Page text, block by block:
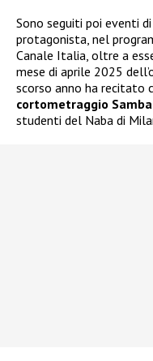
Sono seguiti poi eventi
protagonista, nel
Canale Italia, oltre a
mese di aprile 2025
scorso anno ha recitato
cortometraggio
studenti del Naba di